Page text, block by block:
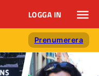
LOGGA IN
Prenumerera